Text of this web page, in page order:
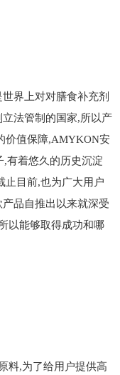
界上对对膳食补充剂
法管制的国家,所以产
价值保障,AMYKON安
,有着悠久的历史沉淀
止目前,也为广大用户
品自推出以来就深受
以能够取得成功和哪
料,为了给用户提供高